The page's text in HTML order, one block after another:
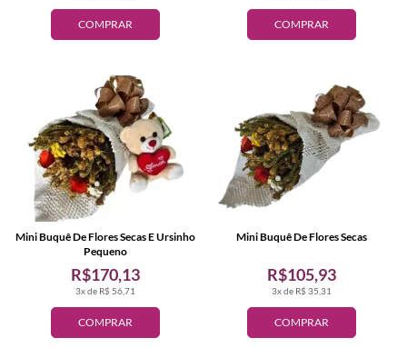
COMPRAR COMPRAR
COMPRAR
3x de R$ 56,71
R$170,13
Mini Buquê De Flores Secas E Ursinho
Pequeno
COMPRAR
3x de R$ 35,31
R$105,93
Mini Buquê De Flores Secas